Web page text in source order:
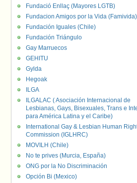
Fundació Enllaç (Mayores LGTB)
Fundacion Amigos por la Vida (Famivida)
Fundación Iguales (Chile)
Fundación Triángulo
Gay Marruecos
GEHITU
Gylda
Hegoak
ILGA
ILGALAC ( Asociación Internacional de
Lesbianas, Gays, Bisexuales, Trans e
para América Latina y el Caribe)
International Gay & Lesbian Human
Commission (IGLHRC)
MOVILH (Chile)
No te prives (Murcia, España)
ONG por la No Discriminación
Opción Bi (Mexico)